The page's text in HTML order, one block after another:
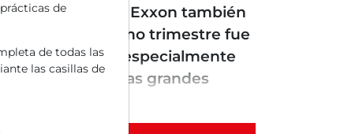
discutirlas aquí. Exxon también
en el último trimestre fue
fueron mixtos: especialmente
negativo. Las grandes
de
de todas las
las casillas de